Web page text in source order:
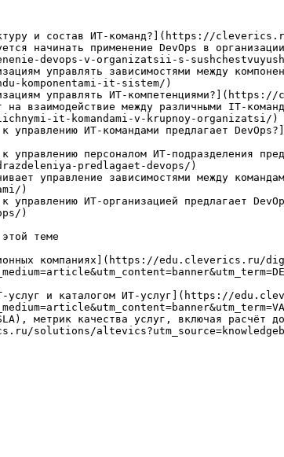
и состав ИТ-команд?](https://
начинать применение DevOps в
devops-v-organizatsii-s-
управлять зависимостями между
komponentami-it-sistem/)
управлять ИТ-
на взаимодействие между различными
it-komandami-v-krupnoy-organizatsi/)
к управлению ИТ-командами предлагает
к управлению персоналом ИТ-
predlagaet-devops/)
управление зависимостями между
)
к управлению ИТ-организацией
)
теме
компаниях](https://edu.cleverics.ru/
услуг и каталогом ИТ-услуг](https://
метрик качества услуг, включая расчёт